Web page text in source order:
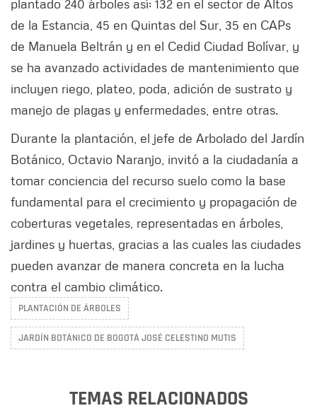
plantado 240 árboles así: 132 en el sector de Altos
de la Estancia, 45 en Quintas del Sur, 35 en CAPs
de Manuela Beltrán y en el Cedid Ciudad Bolívar, y
se ha avanzado actividades de mantenimiento que
incluyen riego, plateo, poda, adición de sustrato y
manejo de plagas y enfermedades, entre otras.
Durante la plantación, el jefe de Arbolado del Jardín
Botánico, Octavio Naranjo, invitó a la ciudadanía a
tomar conciencia del recurso suelo como la base
fundamental para el crecimiento y propagación de
coberturas vegetales, representadas en árboles,
jardines y huertas, gracias a las cuales las ciudades
pueden avanzar de manera concreta en la lucha
contra el cambio climático.
PLANTACIÓN DE ÁRBOLES
JARDÍN BOTÁNICO DE BOGOTÁ JOSÉ CELESTINO MUTIS
TEMAS RELACIONADOS